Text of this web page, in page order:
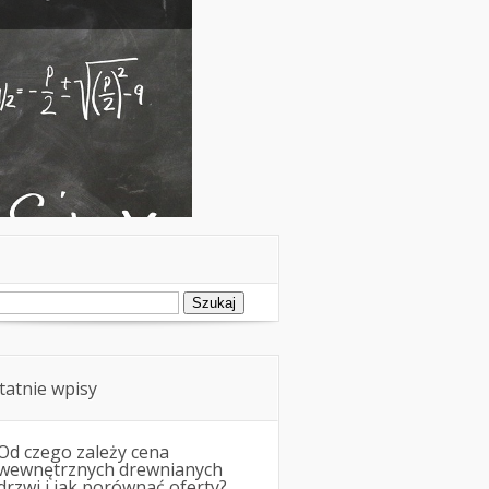
wpisy
czego zależy cena
drewnianych